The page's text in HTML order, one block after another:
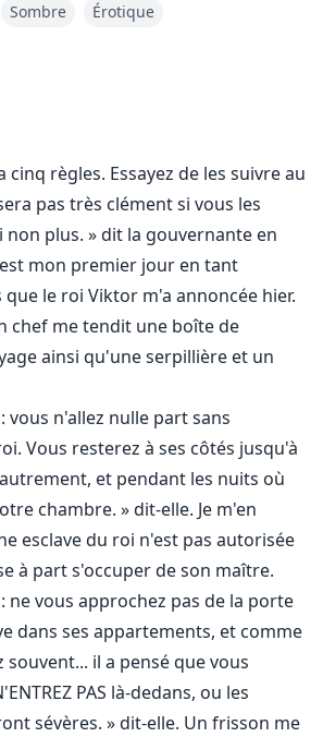
demanda-t-il. Sa voix était rauque
mais ne pouvais pas répondre.
Je rejetai la tête en arrière et
t-il.
soufflai-je lourdement.
d'Argent est en guerre continue
garous. Leurs deux royaumes se
des années, et la situation s'est
que le roi loup-garou, Arthur,
du prince Viktor sur le chemin
et l'ait capturé, le torturant
ans après que Viktor ait été
des loups-garous, il s'échappa,
était celle qui l'avait aidé à
même en kidnappant le seul
la princesse Violette...
Sombre Érotique
cinq règles. Essayez de les suivre au
pas très clément si vous les
plus. » dit la gouvernante en
mon premier jour en tant
que le roi Viktor m'a annoncée hier.
chef me tendit une boîte de
ainsi qu'une serpillière et un
vous n'allez nulle part sans
Vous resterez à ses côtés jusqu'à
et pendant les nuits où
chambre. » dit-elle. Je m'en
esclave du roi n'est pas autorisée
à part s'occuper de son maître.
ne vous approchez pas de la porte
dans ses appartements, et comme
souvent... il a pensé que vous
PAS là-dedans, ou les
sévères. » dit-elle. Un frisson me